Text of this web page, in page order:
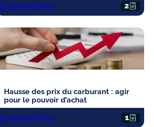
EconomieTous 2
Hausse des prix du carburant : agir
pour le pouvoir d’achat
EconomieTous 1